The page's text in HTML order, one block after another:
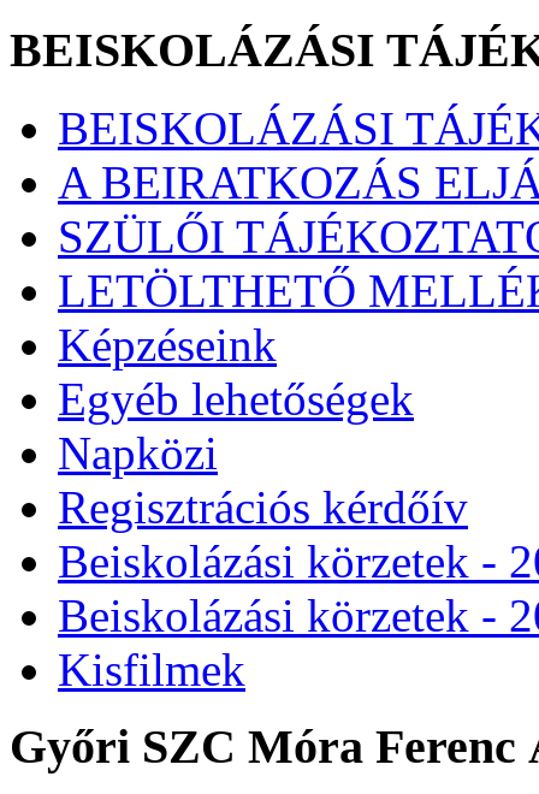
BEISKOLÁZÁSI
BEISKOLÁZÁSI
A BEIRATKOZÁS
SZÜLŐI
LETÖLTHETŐ
Képzéseink
Egyéb lehetőségek
Napközi
Regisztrációs kérdőív
Beiskolázási körzetek -
Beiskolázási körzetek -
Kisfilmek
Győri SZC Móra Ferenc